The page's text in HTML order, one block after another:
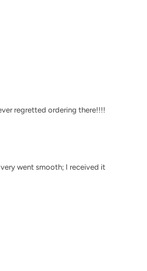
regretted ordering there!!!!
went smooth; I received it